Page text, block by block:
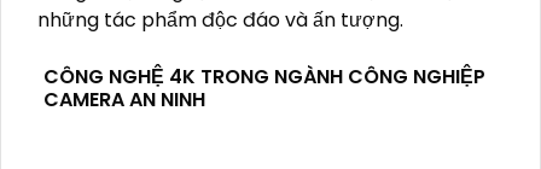
những tác phẩm độc đáo và ấn tượng.
CÔNG NGHỆ 4K TRONG NGÀNH CÔNG NGHIỆP
CAMERA AN NINH